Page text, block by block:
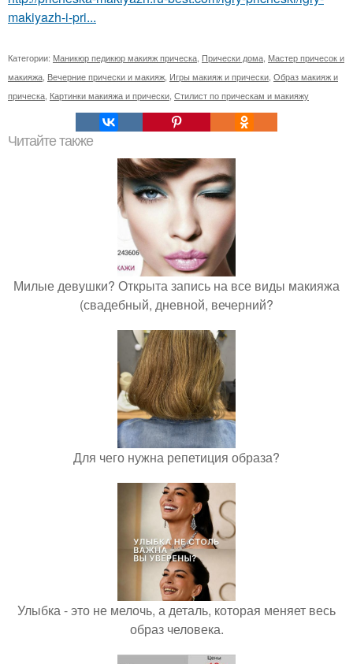
makiyazh-i-pri...
Категории: Маникюр педикюр макияж прическа, Прически дома, Мастер причесок и
макияжа, Вечерние прически и макияж, Игры макияж и прически, Образ макияж и
прическа, Картинки макияжа и прически, Стилист по прическам и макияжу
Читайте также
Милые девушки? Открыта запись на все виды макияжа
(свадебный, дневной, вечерний?
Для чего нужна репетиция образа?
Улыбка - это не мелочь, а деталь, которая меняет весь
образ человека.